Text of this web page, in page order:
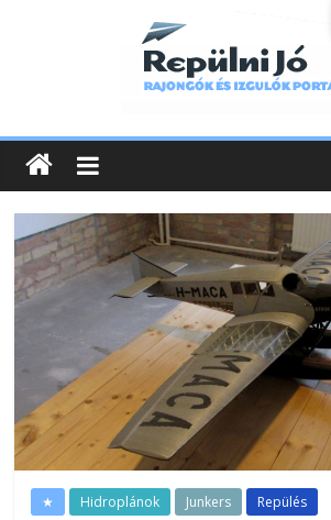
★ Hidroplánok Junkers Repülés